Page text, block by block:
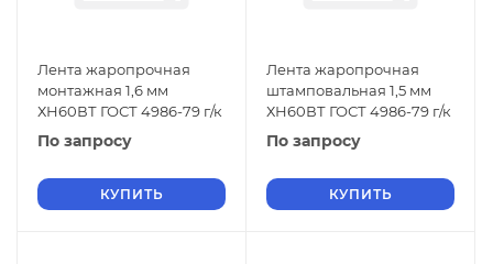
Лента жаропрочная
монтажная 1,6 мм
ХН60ВТ ГОСТ 4986-79 г/к
По запросу
КУПИТЬ
Лента жаропрочная
штамповальная 1,5 мм
ХН60ВТ ГОСТ 4986-79 г/к
По запросу
КУПИТЬ